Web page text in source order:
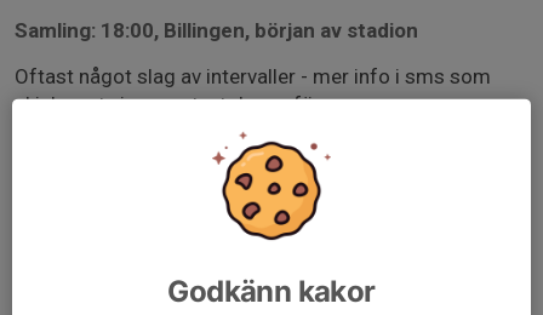
Samling: 18:00, Billingen, början av stadion
Oftast något slag av intervaller - mer info i sms som
skickas ut via supertext dagen före.
Sluttiden kan variera något.
Godkänn kakor